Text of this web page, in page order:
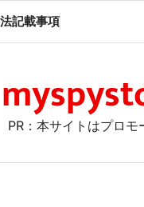
記載事項
PR：本サイトはプロ